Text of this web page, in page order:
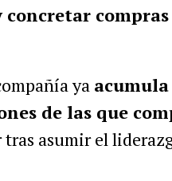
concretar
ya
de las que
asumir el